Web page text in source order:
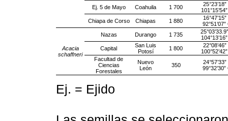
Ej. 5 de Mayo
Coahuila 1 700
25°23’18”
Chiapa de Corso
Chiapas 1 880
16°47’15”
92°51’07”
Acacia
schaffneri
Nazas Durango 1 735
Capital
San Luis
Potosí
1 800
22°08’46”
Facultad de
Ciencias
Forestales
Nuevo
León
350
24°57’33”
99°32’30”
Ej. = Ejido